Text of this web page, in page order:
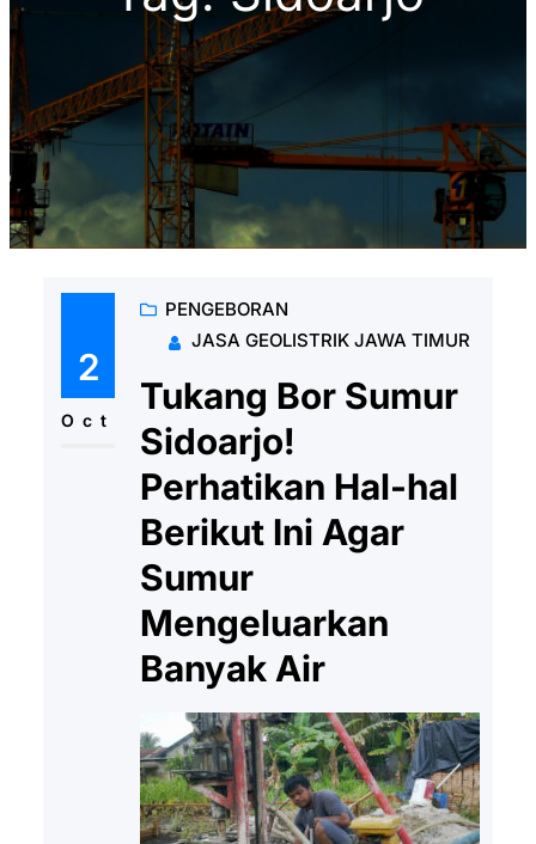
2
Oct
PENGEBORAN
JASA GEOLISTRIK JAWA TIMUR
Tukang Bor Sumur
Sidoarjo!
Perhatikan Hal-hal
Berikut Ini Agar
Sumur
Mengeluarkan
Banyak Air